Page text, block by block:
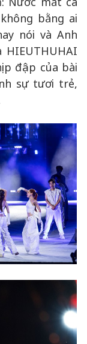
bằng ai
nói và Anh
đập của bài
sự tươi trẻ,